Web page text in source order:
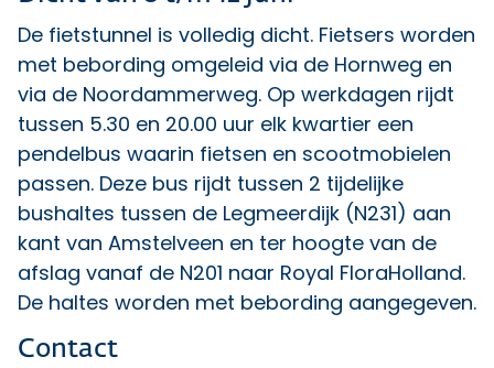
De fietstunnel is volledig dicht. Fietsers worden
met bebording omgeleid via de Hornweg en
via de Noordammerweg. Op werkdagen rijdt
tussen 5.30 en 20.00 uur elk kwartier een
pendelbus waarin fietsen en scootmobielen
passen. Deze bus rijdt tussen 2 tijdelijke
bushaltes tussen de Legmeerdijk (N231) aan
kant van Amstelveen en ter hoogte van de
afslag vanaf de N201 naar Royal FloraHolland.
De haltes worden met bebording aangegeven.
Contact